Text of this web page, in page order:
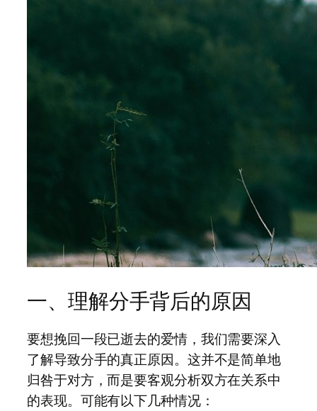
一、理解分手背后的原因
要想挽回一段已逝去的爱情，我们需要深入
了解导致分手的真正原因。这并不是简单地
归咎于对方，而是要客观分析双方在关系中
的表现。可能有以下几种情况：